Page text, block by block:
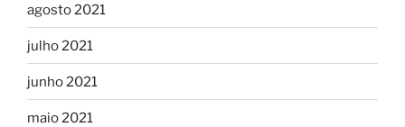
agosto 2021
julho 2021
junho 2021
maio 2021